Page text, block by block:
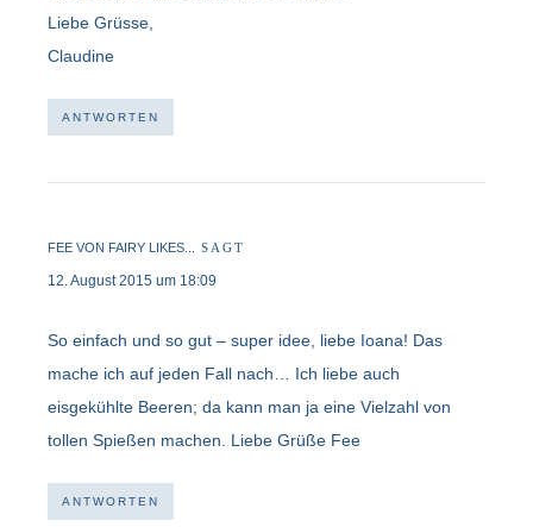
Liebe Grüsse,
Claudine
ANTWORTEN
FEE VON FAIRY LIKES... SAGT
12. August 2015 um 18:09
So einfach und so gut – super idee, liebe Ioana! Das
mache ich auf jeden Fall nach… Ich liebe auch
eisgekühlte Beeren; da kann man ja eine Vielzahl von
tollen Spießen machen. Liebe Grüße Fee
ANTWORTEN